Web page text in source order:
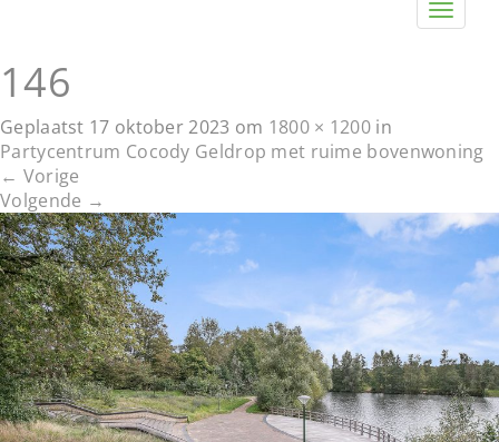
T
n
v
i
o
n
146
Geplaatst 17 oktober 2023 om 1800 × 1200 in
Partycentrum Cocody Geldrop met ruime bovenwoning
← Vorige
Volgende →